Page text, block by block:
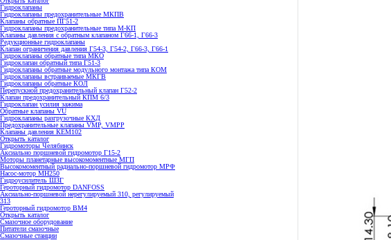
Гидроклапаны
Гидроклапаны предохранительные МКПВ
Клапаны обратные ПГ51-2
Гидроклапаны предохранительные типа М-КП
Клапаны давления с обратным клапаном Г66-1, Г66-3
Редукционные гидроклапаны
Клапан ограничения давления Г54-3, Г54-2, Г66-3, Г66-1
Гидроклапаны обратные типа МКО
Гидроклапан обратный типа Г51-3
Гидроклапаны обратные модульного монтажа типа КОМ
Гидроклапаны встраиваемые МКГВ
Гидроклапаны обратные КОЛ
Перепускной предохранительный клапан Г52-2
Клапан предохранительный КПМ 6/3
Гидроклапан усилия зажима
Обратные клапаны VU
Гидроклапаны разгрузочные КХД
Предохранительные клапаны VMP, VMPP
Клапаны давления КЕМ102
Открыть каталог
Гидромоторы Челябинск
Аксиально поршневой гидромотор Г15-2
Моторы планетарные высокомоментные МГП
Высокомоментный радиально-поршневой гидромотор МРФ
Насос-мотор МН250
Гидроусилитель ШЗГ
Героторный гидромотор DANFOSS
Аксиально-поршневой нерегулируемый 310, регулируемый
313
Героторный гидромотор ВМ4
Открыть каталог
Смазочное оборудование
Питатели смазочные
Смазочные станции